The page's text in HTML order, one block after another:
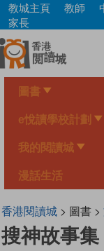
Skip
main
content
教城主頁 教師
家長
圖書
e悅讀學校計劃
我的閱讀城
漫話生活
香港閱讀城> 圖書 >
搜神故事